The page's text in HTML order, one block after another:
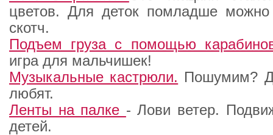
цветов. Для деток помладше можно
скотч.
Подъем груза с помощью
игра для мальчишек!
Музыкальные кастрюли. Пошумим?
любят.
Ленты на палке - Лови ветер.
детей.